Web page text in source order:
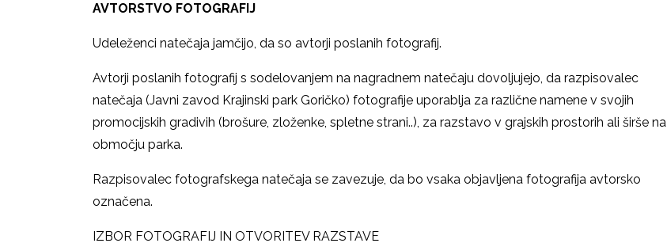
AVTORSTVO FOTOGRAFIJ
Udeleženci natečaja jamčijo, da so avtorji poslanih fotografij.
Avtorji poslanih fotografij s sodelovanjem na nagradnem natečaju dovoljujejo, da razpisovalec
natečaja (Javni zavod Krajinski park Goričko) fotografije uporablja za različne namene v svojih
promocijskih gradivih (brošure, zloženke, spletne strani..), za razstavo v grajskih prostorih ali širše na
območju parka.
Razpisovalec fotografskega natečaja se zavezuje, da bo vsaka objavljena fotografija avtorsko
označena.
IZBOR FOTOGRAFIJ IN OTVORITEV RAZSTAVE